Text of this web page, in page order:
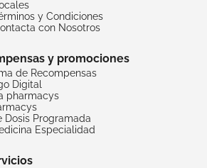
y Condiciones
con Nosotros
y promociones
de Recompensas
Digital
pharmacys
Dosis Programada
Especialidad